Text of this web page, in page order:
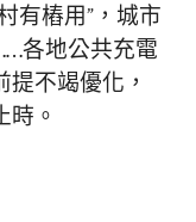
有樁用”，城市
各地公共充電
不竭優化，
。